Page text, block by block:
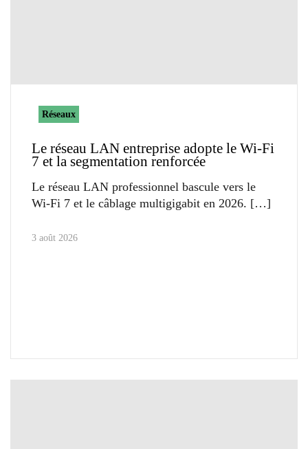
Réseaux
Le réseau LAN entreprise adopte le Wi-Fi
7 et la segmentation renforcée
Le réseau LAN professionnel bascule vers le
Wi-Fi 7 et le câblage multigigabit en 2026.
3 août 2026